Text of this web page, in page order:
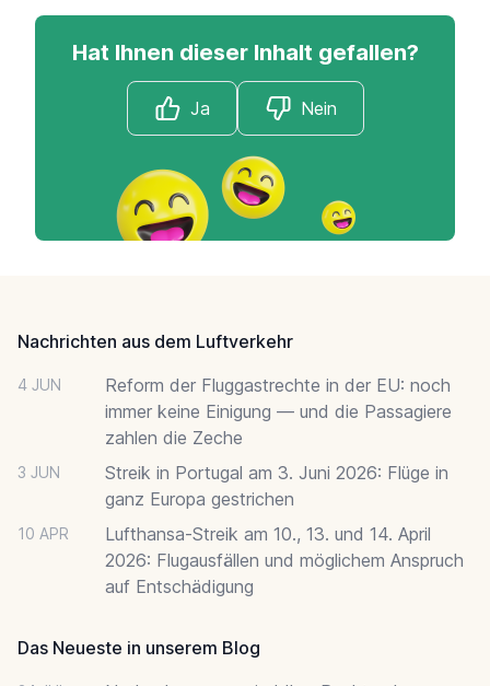
Hat Ihnen dieser Inhalt gefallen?
Ja Nein
Nachrichten aus dem Luftverkehr
4 JUN
Reform der Fluggastrechte in der EU: noch
immer keine Einigung — und die Passagiere
zahlen die Zeche
3 JUN
Streik in Portugal am 3. Juni 2026: Flüge in
ganz Europa gestrichen
10 APR
Lufthansa-Streik am 10., 13. und 14. April
2026: Flugausfällen und möglichem Anspruch
auf Entschädigung
Das Neueste in unserem Blog